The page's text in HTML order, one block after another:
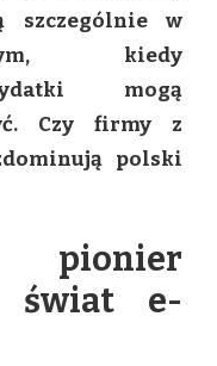
szczególnie w
kiedy
mogą
Czy firmy z
polski
świat e-